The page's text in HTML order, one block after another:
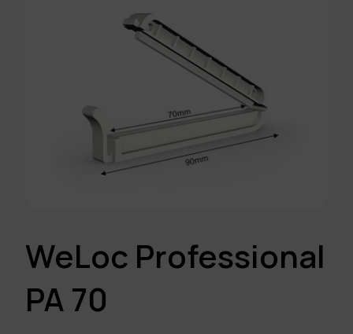
WeLoc Professional
PA 70